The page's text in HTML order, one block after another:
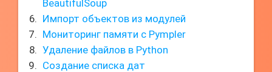
BeautifulSoup
Импорт объектов из модулей
Мониторинг памяти с Pympler
Удаление файлов в Python
Создание списка дат